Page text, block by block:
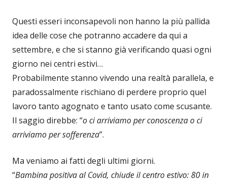
Questi esseri inconsapevoli non hanno la più pallida
idea delle cose che potranno accadere da qui a
settembre, e che si stanno già verificando quasi ogni
giorno nei centri estivi…
Probabilmente stanno vivendo una realtà parallela, e
paradossalmente rischiano di perdere proprio quel
lavoro tanto agognato e tanto usato come scusante.
Il saggio direbbe: “o ci arriviamo per conoscenza o ci
arriviamo per sofferenza”.
Ma veniamo ai fatti degli ultimi giorni.
“Bambina positiva al Covid, chiude il centro estivo: 80 in